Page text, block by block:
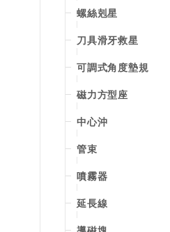
螺絲剋星
刀具滑牙救星
可調式角度墊規
磁力方型座
中心沖
管束
噴霧器
延長線